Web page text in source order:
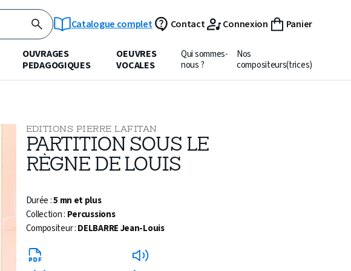
Catalogue complet Contact Connexion Panier
OUVRAGES
PEDAGOGIQUES
OEUVRES
VOCALES
Qui sommes-
nous ?
Nos
compositeurs(trices)
EDITIONS PIERRE LAFITAN
PARTITION SOUS LE
RÈGNE DE LOUIS
Durée :5 mn et plus
Collection : Percussions
Compositeur :DELBARRE Jean-Louis